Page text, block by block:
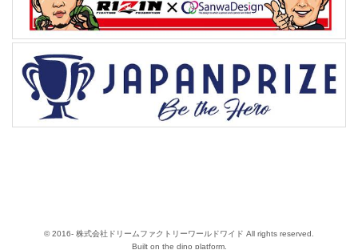
© 2016- 株式会社ドリームファクトリーワールドワイド All rights reserved.
Built on the dino platform.